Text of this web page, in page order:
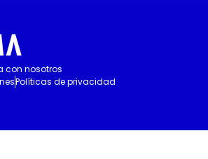
con nosotros
Políticas de privacidad